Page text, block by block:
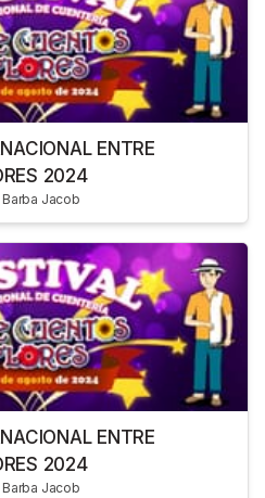
ENTRE
2024
Jacob
ENTRE
2024
Jacob